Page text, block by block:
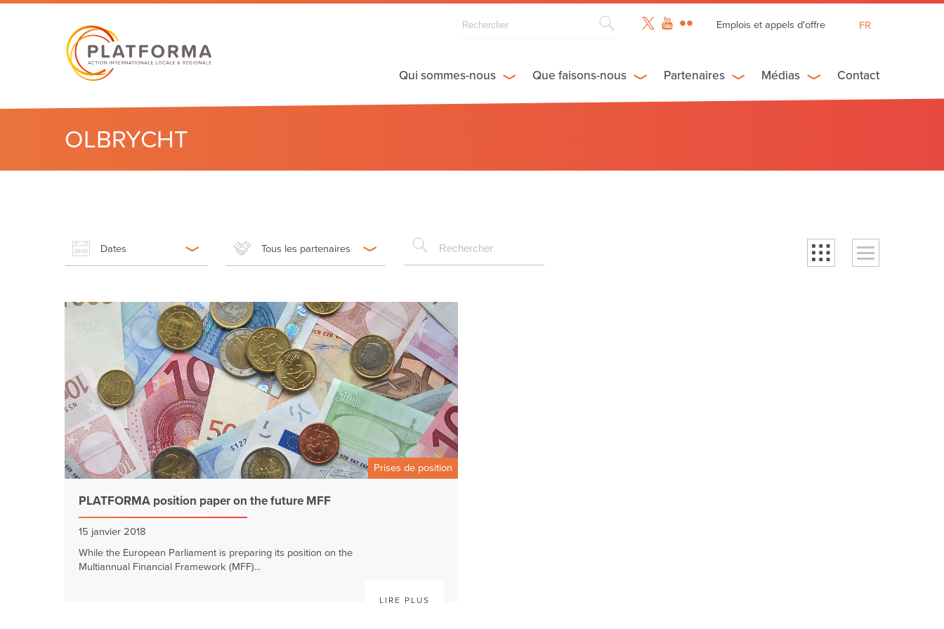
OLBRYCHT
Emplois et appels d'offre
FR
ES
Qui sommes-nous Que faisons-nous Partenaires Médias Contact
Dates Tous les partenaires
Prises de position
PLATFORMA position paper on the future MFF
15 janvier 2018
While the European Parliament is preparing its position on the
Multiannual Financial Framework (MFF)...
LIRE PLUS